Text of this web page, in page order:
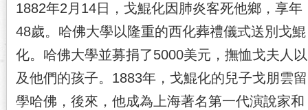
1882年2月14日，戈鯤化因肺炎客死他鄉，享年
48歲。哈佛大學以隆重的西化葬禮儀式送別戈鯤
化。哈佛大學並募捐了5000美元，撫恤戈夫人以
及他們的孩子。1883年，戈鯤化的兒子戈朋雲留
學哈佛，後來，他成為上海著名第一代演說家和